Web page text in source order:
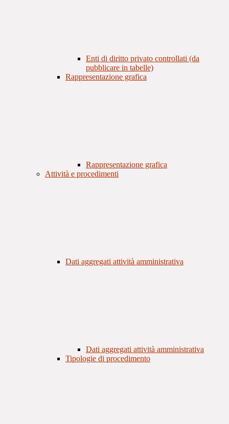
Enti di diritto privato controllati (da
pubblicare in tabelle)
Rappresentazione grafica
Rappresentazione grafica
Attività e procedimenti
Dati aggregati attività amministrativa
Dati aggregati attività amministrativa
Tipologie di procedimento